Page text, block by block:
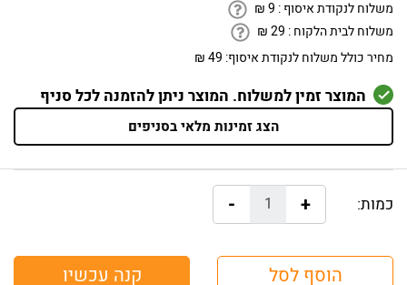
משלוח לנקודת איסוף :
₪9
משלוח לבית הלקוח :
₪29
מחיר כולל משלוח לנקודת איסוף: 49 ₪
המוצר זמין למשלוח. המוצר ניתן להזמנה לכל סניף
הצג זמינות מלאי בסניפים
כמות: +
-
הוסף לסל קנה עכשיו